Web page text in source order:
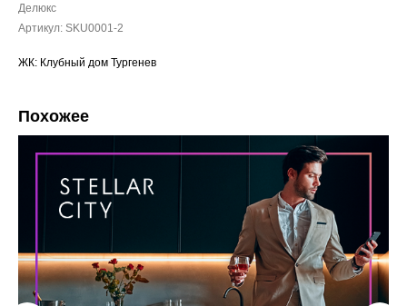
Делюкс
Артикул: SKU0001-2
ЖК: Клубный дом Тургенев
Похожее